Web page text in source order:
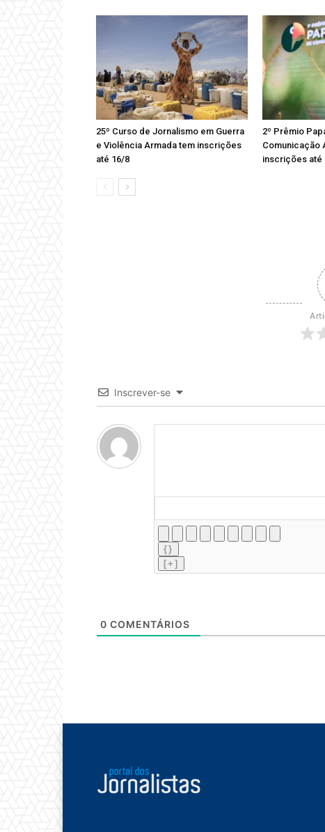
25º Curso de Jornalismo em Guerra
e Violência Armada tem inscrições
até 16/8
2º Prêmio
Comunicação
inscrições até
Inscrever-se
{}
[+]
0 COMENTÁRIOS